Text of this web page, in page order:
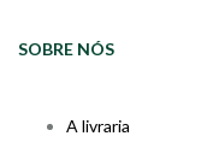
SOBRE NÓS
A livraria